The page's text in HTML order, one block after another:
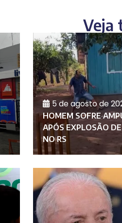
Veja
5 de agosto de
HOMEM SOFRE
APÓS EXPLOSÃO
NO RS